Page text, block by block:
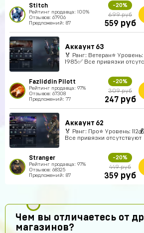
Stitch
Рейтинг продавца: 100%
Отзывов: 67906
Предложений: 87
-20%
699 руб
559 руб
Аккаунт 63
🏅 Ранг: Ветеран⭐️
1985✅ Все привязки
Fazliddin Pilott
Рейтинг продавца: 97%
Отзывов: 67308
Предложений: 77
-20%
309 руб
247 руб
Аккаунт 62
🏅 Ранг: Про⭐️ Уровень:
Все привязки отсутствуют
Stranger
Рейтинг продавца: 97%
Отзывов: 68325
Предложений: 87
-20%
449 руб
359 руб
Чем вы отличаетесь от
магазинов?